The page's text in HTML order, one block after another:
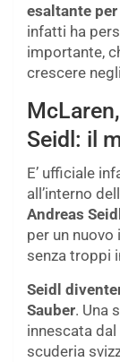
esaltante
infatti ha
importante,
crescere
Seidl: il
E’ ufficiale
all’interno
Andreas
per un nuovo
senza troppi
Seidl
Sauber. Una
innescata
scuderia